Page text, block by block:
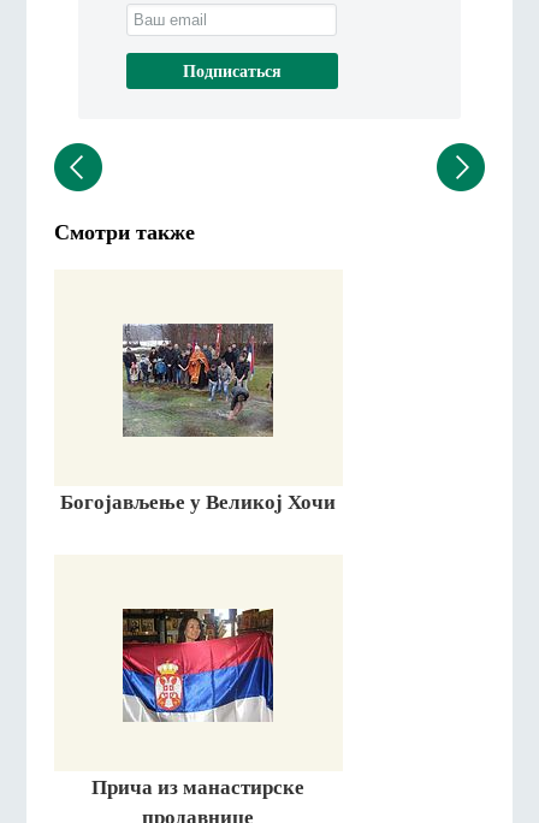
Смотри также
Богојављење у Великоj Хочи
Прича из манастирске
продавнице